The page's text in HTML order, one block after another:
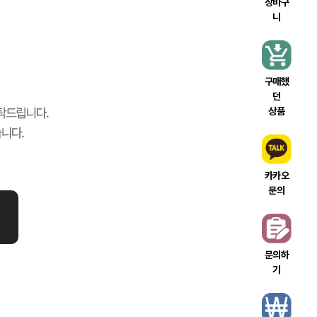
니
구매했
던
상품
카카오
문의
문의하
기